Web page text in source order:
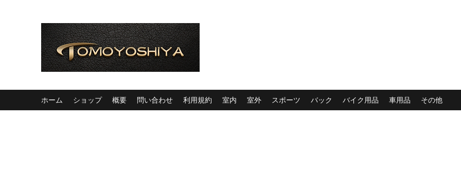
ホーム ショップ 概要 問い合わせ 利用規約 室内 室外 スポーツ バック バイク用品 車用品 その他